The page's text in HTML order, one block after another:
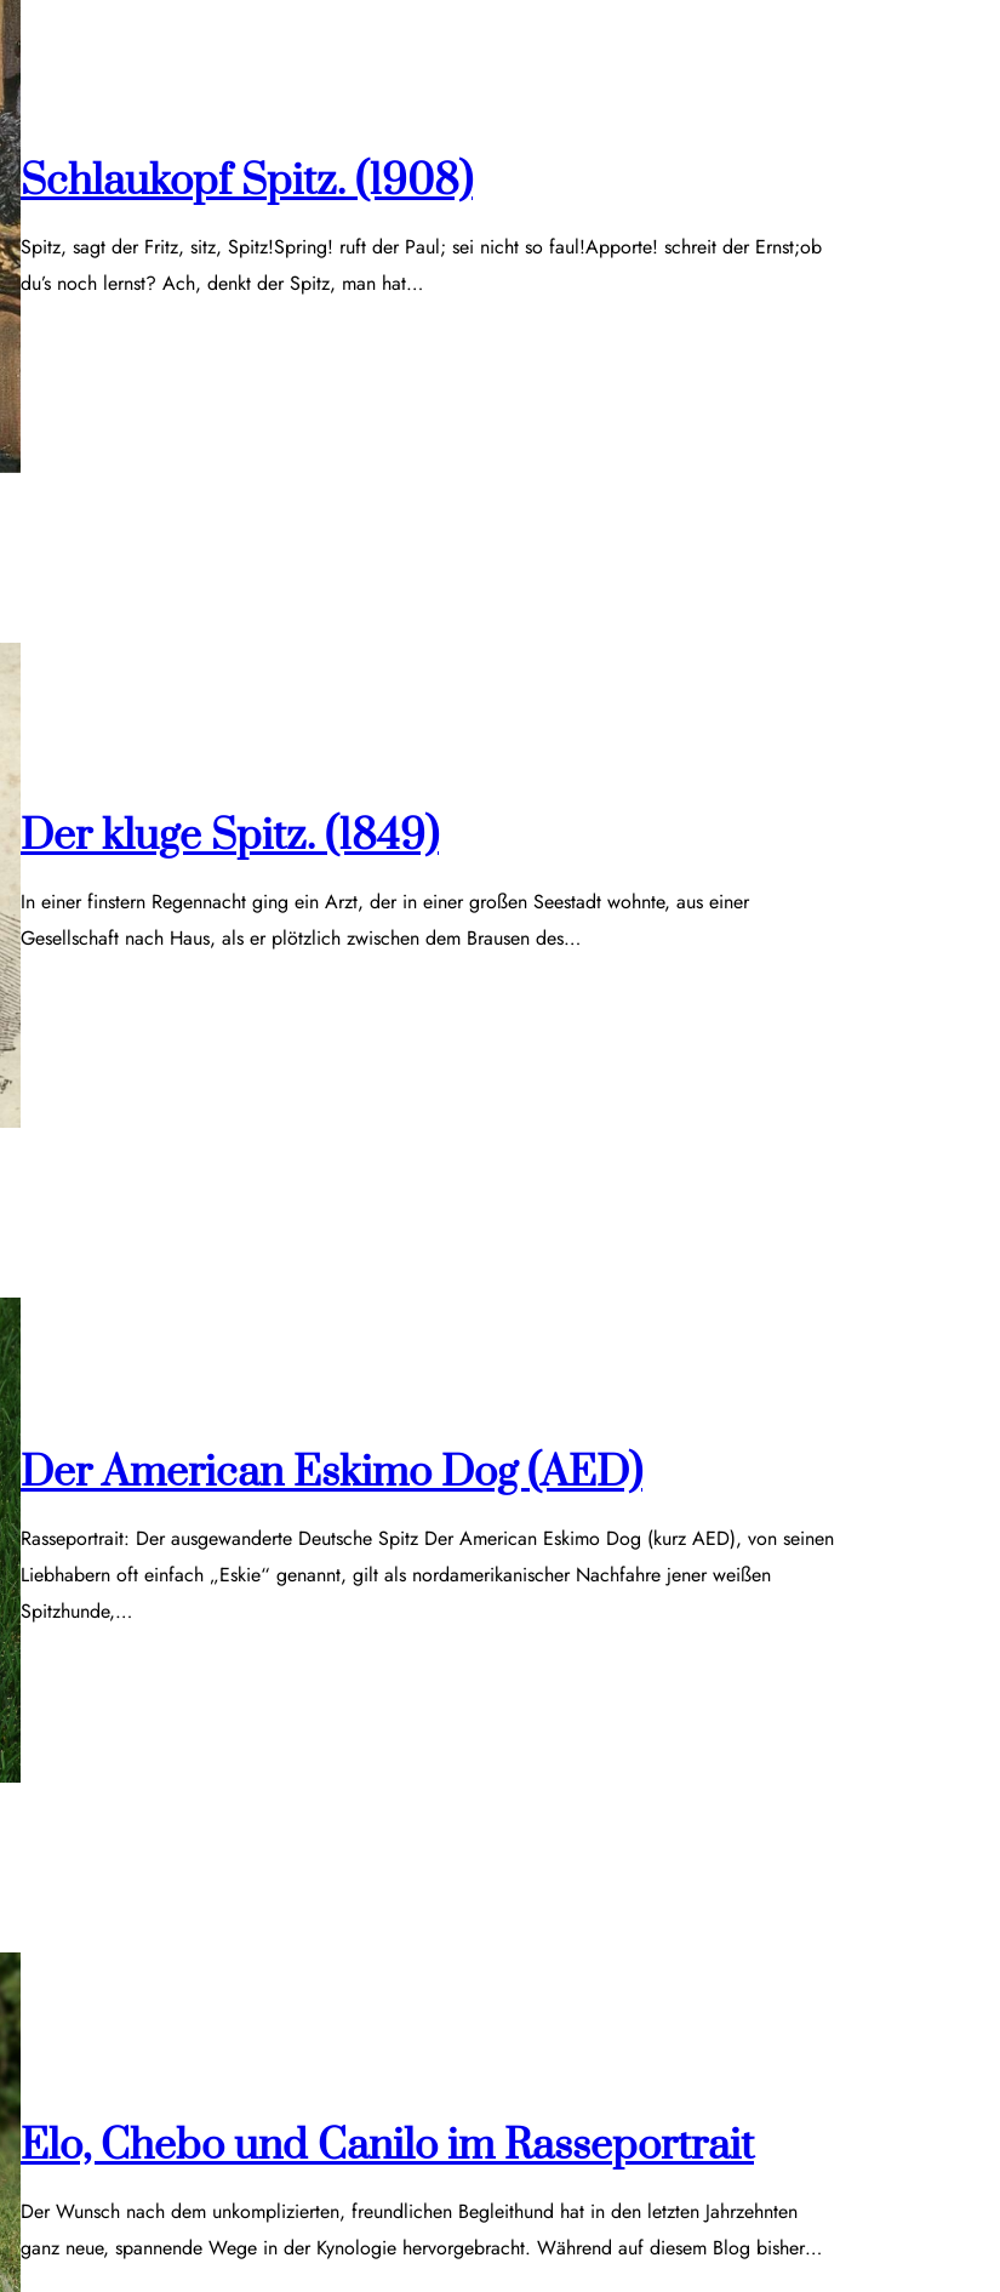
Schlaukopf Spitz. (1908)
Spitz, sagt der Fritz, sitz, Spitz!Spring! ruft der Paul; sei nicht so faul!Apporte! schreit der Ernst;ob
du’s noch lernst? Ach, denkt der Spitz, man hat…
Der kluge Spitz. (1849)
In einer finstern Regennacht ging ein Arzt, der in einer großen Seestadt wohnte, aus einer
Gesellschaft nach Haus, als er plötzlich zwischen dem Brausen des…
Der American Eskimo Dog (AED)
Rasseportrait: Der ausgewanderte Deutsche Spitz Der American Eskimo Dog (kurz AED), von seinen
Liebhabern oft einfach „Eskie“ genannt, gilt als nordamerikanischer Nachfahre jener weißen
Spitzhunde,…
Elo, Chebo und Canilo im Rasseportrait
Der Wunsch nach dem unkomplizierten, freundlichen Begleithund hat in den letzten Jahrzehnten
ganz neue, spannende Wege in der Kynologie hervorgebracht. Während auf diesem Blog bisher…